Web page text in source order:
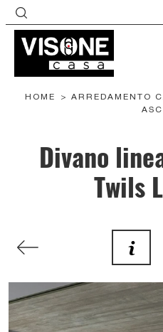
HOME > ARREDAMENTO
Divano
Twils